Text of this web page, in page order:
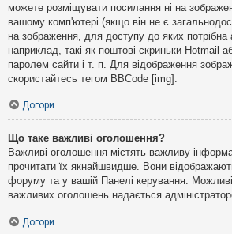
можете розміщувати посилання ні на
вашому комп'ютері (якщо він не є
на зображення, для доступу до яких потрібна
наприклад, такі як поштові скриньки Hotmail
паролем сайти і т. п. Для відображення
скористайтесь тегом BBCode [img].
Догори
Що таке важливі оголошення?
Важливі оголошення містять важливу
прочитати їх якнайшвидше. Вони
форуму та у вашій Панелі керування.
важливих оголошень надається
Догори